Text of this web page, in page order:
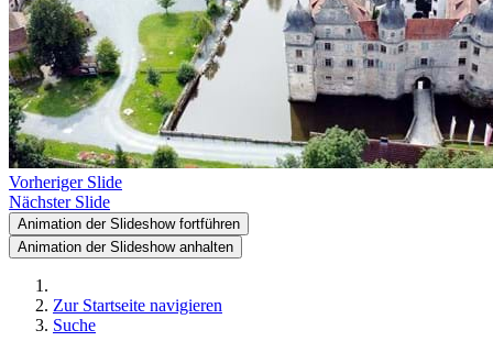
Vorheriger Slide
Nächster Slide
Animation der Slideshow fortführen
Animation der Slideshow anhalten
Zur Startseite navigieren
Suche